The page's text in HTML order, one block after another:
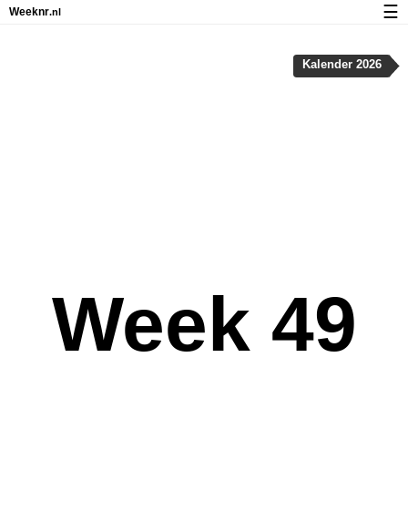
Week 49
Kalender 2026
Weeknr.nl ☰